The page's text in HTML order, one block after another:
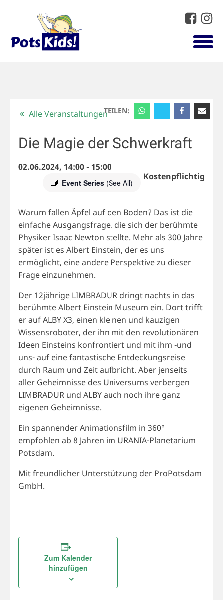
TEILEN:
Alle Veranstaltungen
Die Magie der Schwerkraft
02.06.2024, 14:00- 15:00
Event Series (See All)
Kostenpflichtig
Warum fallen Äpfel auf den Boden? Das ist die
einfache Ausgangsfrage, die sich der berühmte
Physiker Isaac Newton stellte. Mehr als 300 Jahre
später ist es Albert Einstein, der es uns
ermöglicht, eine andere Perspektive zu dieser
Frage einzunehmen.
Der 12jährige LIMBRADUR dringt nachts in das
berühmte Albert Einstein Museum ein. Dort trifft
er auf ALBY X3, einen kleinen und kauzigen
Wissensroboter, der ihn mit den revolutionären
Ideen Einsteins konfrontiert und mit ihm -und
uns- auf eine fantastische Entdeckungsreise
durch Raum und Zeit aufbricht. Aber jenseits
aller Geheimnisse des Universums verbergen
LIMBRADUR und ALBY auch noch ihre ganz
eigenen Geheimnisse.
Ein spannender Animationsfilm in 360°
empfohlen ab 8 Jahren im URANIA-Planetarium
Potsdam.
Mit freundlicher Unterstützung der ProPotsdam
GmbH.
Zum Kalender
hinzufügen